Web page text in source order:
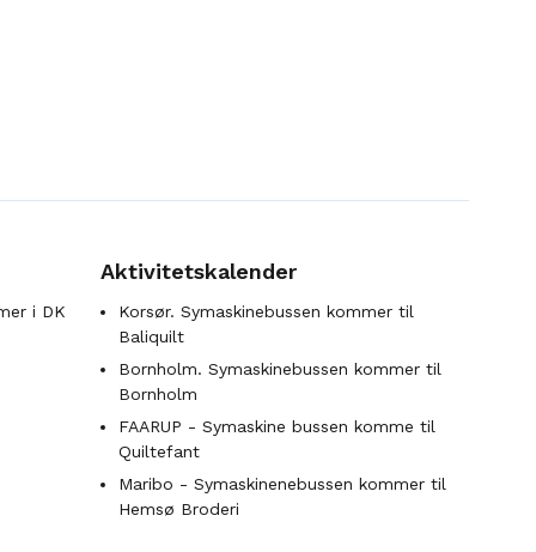
i DK
Aktivitetskalender
Korsør. Symaskinebussen kommer til
Baliquilt
Bornholm. Symaskinebussen kommer til
Bornholm
FAARUP - Symaskine bussen komme til
Quiltefant
Maribo - Symaskinenebussen kommer til
Hemsø Broderi